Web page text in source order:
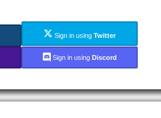
Sign in using Twitter
Sign in using Discord